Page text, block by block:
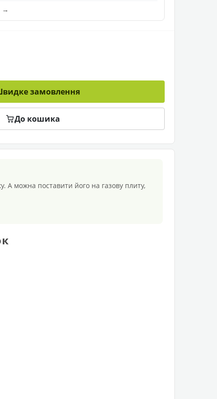
→
замовлення
До кошика
А можна поставити його на газову плиту,